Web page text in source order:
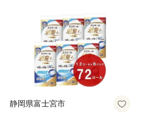
静岡県富士宮市